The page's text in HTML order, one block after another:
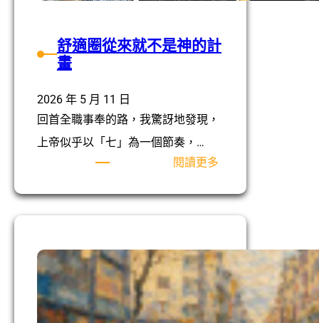
舒適圈從來就不是神的計
畫
2026 年 5 月 11 日
回首全職事奉的路，我驚訝地發現，
上帝似乎以「七」為一個節奏，…
閱讀更多
適
圈
來
就
不
是
神